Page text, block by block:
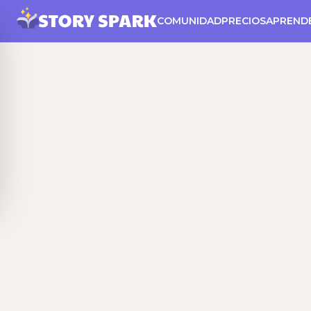
COMUNIDADPRECIOS